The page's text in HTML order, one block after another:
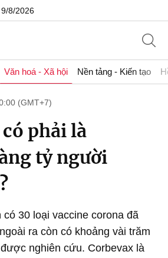
8/2026
Văn hoá - Xã hội Nền tảng - Kiến tạo
(GMT+7)
phải là
tỷ người
30 loại vaccine corona đã
ra còn có khoảng vài trăm
nghiên cứu. Corbevax là